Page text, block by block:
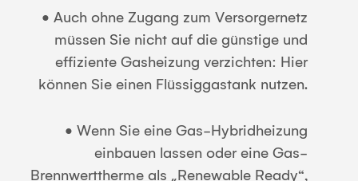
• Auch ohne Zugang zum Versorgernetz
müssen Sie nicht auf die günstige und
effiziente Gasheizung verzichten: Hier
können Sie einen Flüssiggastank nutzen.
• Wenn Sie eine Gas-Hybridheizung
einbauen lassen oder eine Gas-
Brennwerttherme als „Renewable Ready“,